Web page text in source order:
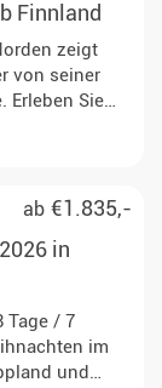
Finnland
zeigt
von seiner
Erleben Sie
Ihrer
jeder
Kosten.
ab €1.835,-
in
Tage / 7
im
und